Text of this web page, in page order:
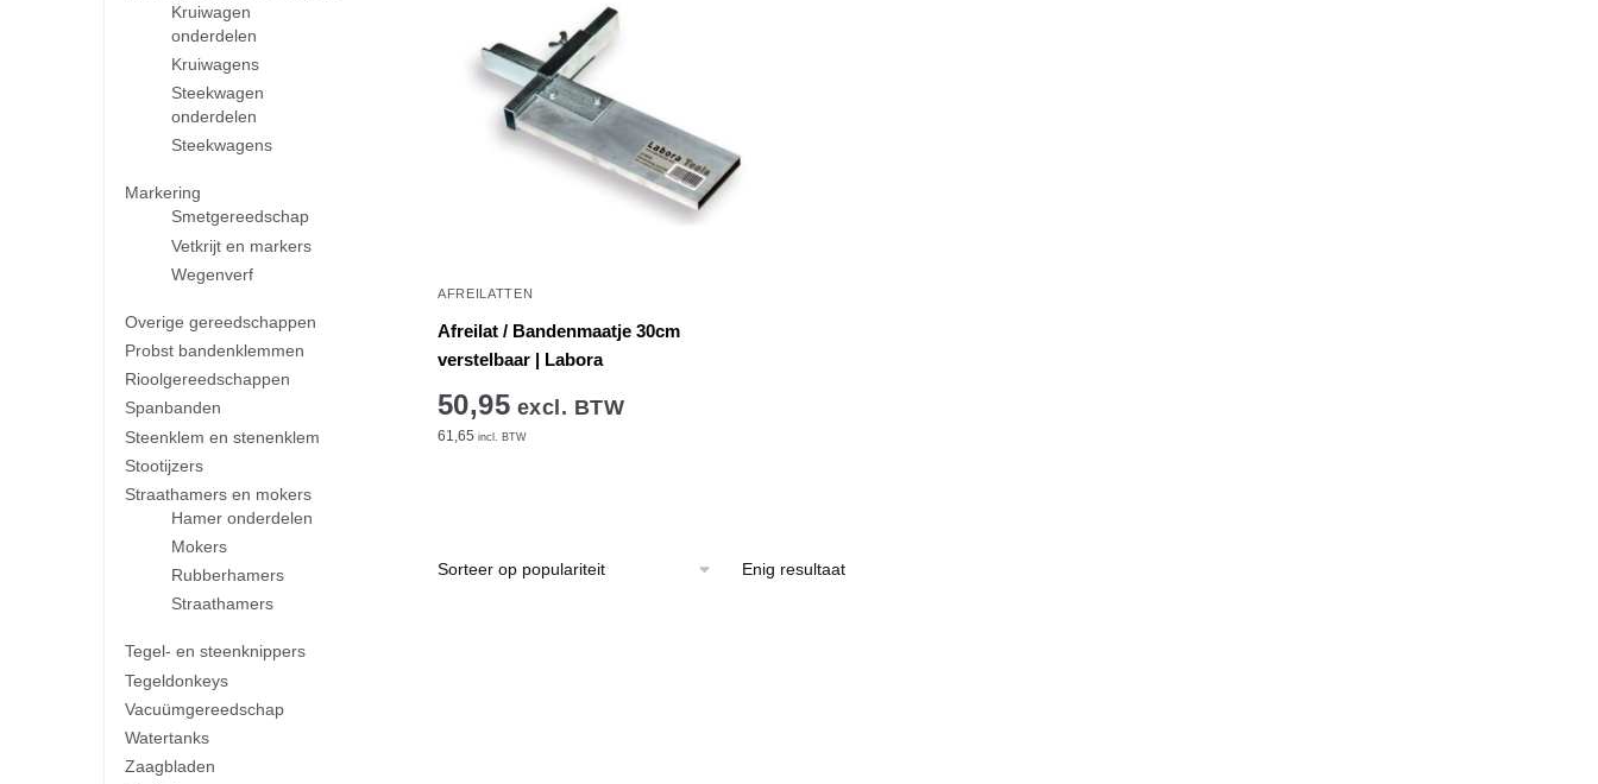
AFREILATTEN
Afreilat / Bandenmaatje 30cm
verstelbaar | Labora
50,95 excl. BTW
61,65 incl. BTW
Enig resultaat
Kruiwagen
onderdelen
Kruiwagens
Steekwagen
onderdelen
Steekwagens
Markering
Smetgereedschap
Vetkrijt en markers
Wegenverf
Overige gereedschappen
Probst bandenklemmen
Rioolgereedschappen
Spanbanden
Steenklem en stenenklem
Stootijzers
Straathamers en mokers
Hamer onderdelen
Mokers
Rubberhamers
Straathamers
Tegel- en steenknippers
Tegeldonkeys
Vacuümgereedschap
Watertanks
Zaagbladen